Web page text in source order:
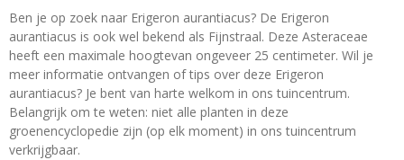
Ben je op zoek naar Erigeron aurantiacus? De Erigeron
aurantiacus is ook wel bekend als Fijnstraal. Deze Asteraceae
heeft een maximale hoogtevan ongeveer 25 centimeter. Wil je
meer informatie ontvangen of tips over deze Erigeron
aurantiacus? Je bent van harte welkom in ons tuincentrum.
Belangrijk om te weten: niet alle planten in deze
groenencyclopedie zijn (op elk moment) in ons tuincentrum
verkrijgbaar.